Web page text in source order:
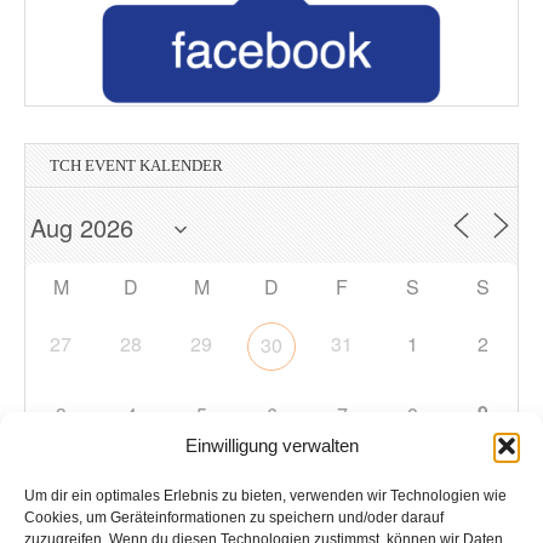
Einwilligung verwalten
Um dir ein optimales Erlebnis zu bieten, verwenden wir Technologien wie
Cookies, um Geräteinformationen zu speichern und/oder darauf
zuzugreifen. Wenn du diesen Technologien zustimmst, können wir Daten
TCH EVENT KALENDER
M D M D F S S
27 28 29 30 31 1 2
3 4 5 6 7 8 9
10 11 12 13 14 15